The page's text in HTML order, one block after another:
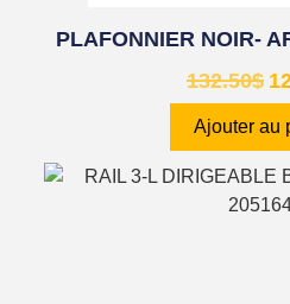
PLAFONNIER NOIR-
132.50$
Ajouter au